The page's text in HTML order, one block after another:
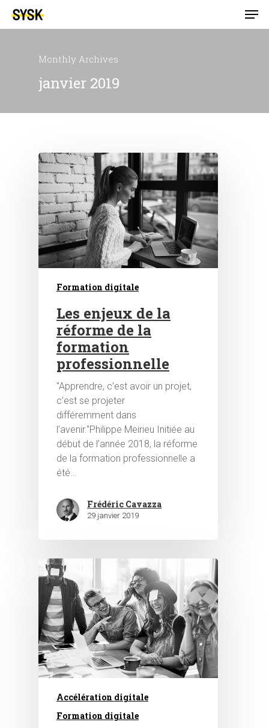
Hit enter to search or ESC to close
Monthly Archives
janvier 2019
Formation digitale
Les enjeux de la
réforme de la
formation
professionnelle
"Apprendre, c’est avoir un projet,
c’est se projeter
différemment dans
l’avenir."Philippe Meirieu Initiée au
début de l’année 2018, la réforme
de la formation professionnelle a
été…
Frédéric Cavazza
29 janvier 2019
Accélération digitale
Formation digitale